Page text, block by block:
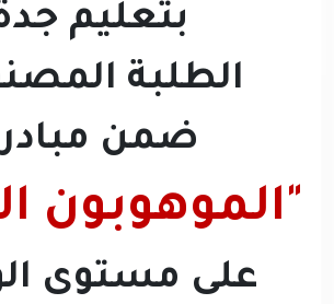
بتعليم
الطلبة
ضمن
"الموهوبون
على مستوى